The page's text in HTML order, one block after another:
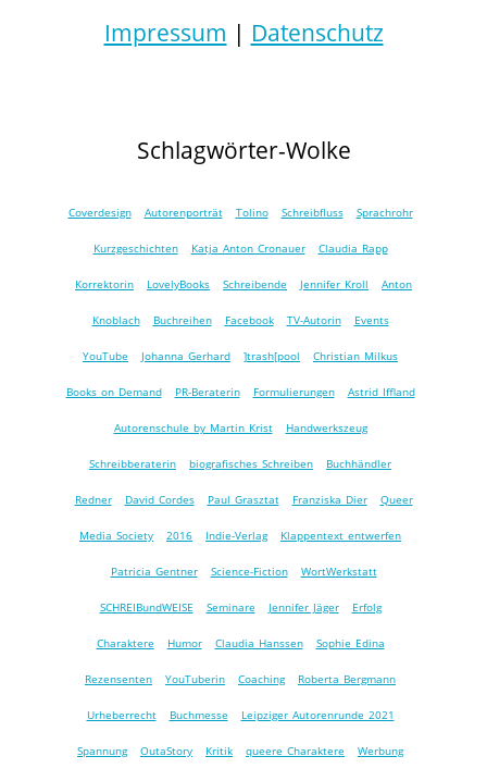
Impressum | Datenschutz
Schlagwörter-Wolke
Coverdesign Autorenporträt Tolino Schreibfluss Sprachrohr
Kurzgeschichten Katja Anton Cronauer Claudia Rapp
Korrektorin LovelyBooks Schreibende Jennifer Kroll Anton
Knoblach Buchreihen Facebook TV-Autorin Events
YouTube Johanna Gerhard ]trash[pool Christian Milkus
Books on Demand PR-Beraterin Formulierungen Astrid Iffland
Autorenschule by Martin Krist Handwerkszeug
Schreibberaterin biografisches Schreiben Buchhändler
Redner David Cordes Paul Grasztat Franziska Dier Queer
Media Society 2016 Indie-Verlag Klappentext entwerfen
Patricia Gentner Science-Fiction WortWerkstatt
SCHREIBundWEISE Seminare Jennifer Jäger Erfolg
Charaktere Humor Claudia Hanssen Sophie Edina
Rezensenten YouTuberin Coaching Roberta Bergmann
Urheberrecht Buchmesse Leipziger Autorenrunde 2021
Spannung OutaStory Kritik queere Charaktere Werbung